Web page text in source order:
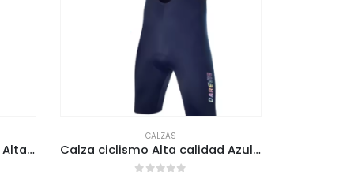
Calza ciclismo Rosada Pink Alta calidad Wosa
CALZAS
Calza ciclismo Alta calidad Azul Navy dvp105